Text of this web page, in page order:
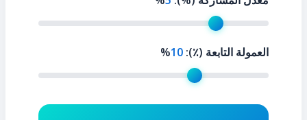
العمولة التابعة (٪): 10
%